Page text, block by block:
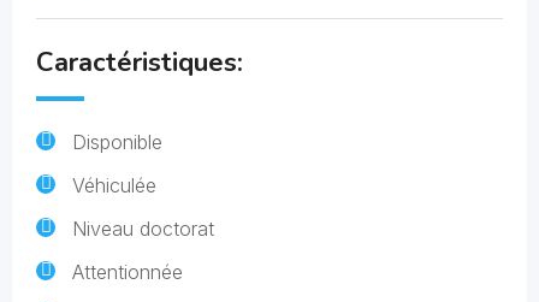
Caractéristiques:
Disponible
Véhiculée
Niveau doctorat
Attentionnée